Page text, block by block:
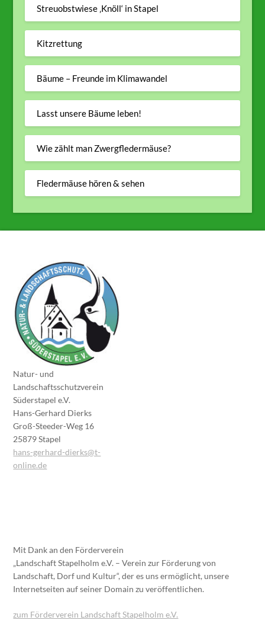
Streuobstwiese ‚Knöll‘ in Stapel
Kitzrettung
Bäume – Freunde im Klimawandel
Lasst unsere Bäume leben!
Wie zählt man Zwergfledermäuse?
Fledermäuse hören & sehen
Natur- und
Landschaftsschutzverein
Süderstapel e.V.
Hans-Gerhard Dierks
Groß-Steeder-Weg 16
25879 Stapel
hans-gerhard-dierks@t-
online.de
Mit Dank an den Förderverein
„Landschaft Stapelholm e.V. – Verein zur Förderung von
Landschaft, Dorf und Kultur“, der es uns ermöglicht, unsere
Internetseiten auf seiner Domain zu veröffentlichen.
zum Förderverein Landschaft Stapelholm e.V.